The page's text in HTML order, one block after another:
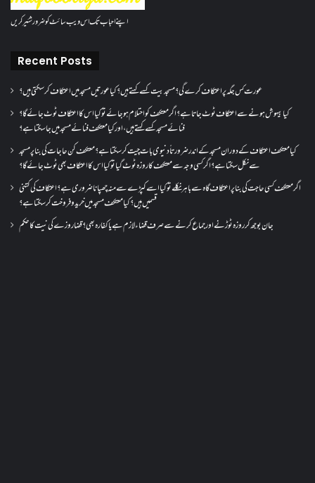
اپنے احباب تک اس ویب سائٹ کو ضرور شئیر کریں
Recent Posts
عورت کس جگہ پر اعتکاف کرے گی؟مسجد بیت کسے کہتے ہیں؟کیا عورتیں مسجد میں اعتکاف کر سکتی ہیں؟
کیا بیہوش ہونے سے اعتکاف ٹوٹ جاتا ہے؟ اگر معتکف کو احتلام ہو جائے تو کیا اس کا اعتکاف ٹوٹ جائے گا؟
فنائے مسجد کسے کہتے ہیں ، اور کیا معتکف فنائے مسجد میں جا سکتا ہے؟
کیا معتکف اعتکاف کے دوران مسجد کے اندر ضرورتاً دنیوی بات چیت کر سکتا ہے؟معتکف کن حاجات کی بنا پر مسجد
سے نکل سکتا ہے؟ اگر کسی وجہ سے معتکف کا روزہ ٹوٹ گیا تو کیا اس کا اعتکاف بھی ٹوٹ جائے گا؟
اگر معتکف کسی حاجت کی بنا پر اعتکاف گاہ سے باہر نکلے تو کیا اسے کپڑے سے منہ چھپانا ضروری ہے؟اعتکاف کی کتنی
قسمیں ہیں؟کیا معتکف مسجد میں خرید و فروخت کر سکتا ہے؟
جان بوجھ کر روزہ ٹوڑنے اور جماع کرنے سے صرف قضاء لازم ہے یا کفارہ بھی؟ قضا روزے کی نیت کا حکم